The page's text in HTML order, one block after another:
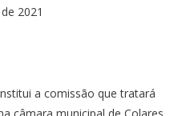
2021
a comissão que tratará